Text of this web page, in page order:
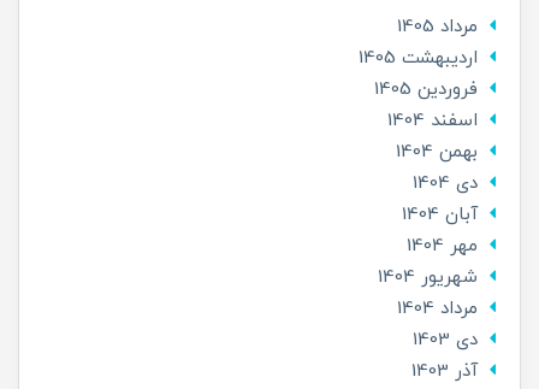
مرداد 1405
ارديبهشت 1405
فروردین 1405
اسفند 1404
بهمن 1404
دی 1404
آبان 1404
مهر 1404
شهریور 1404
مرداد 1404
دی 1403
آذر 1403